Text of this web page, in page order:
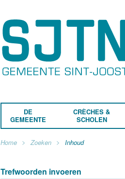
DE
GEMEENTE
CRÈCHES &
SCHOLEN
Home Zoeken Inhoud
Trefwoorden invoeren